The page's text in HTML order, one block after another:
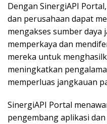
Dengan SinergiAPI
dan perusahaan dapat
mengakses sumber daya
memperkaya dan
mereka untuk
meningkatkan
memperluas jangkauan
SinergiAPI Portal
pengembang aplikasi